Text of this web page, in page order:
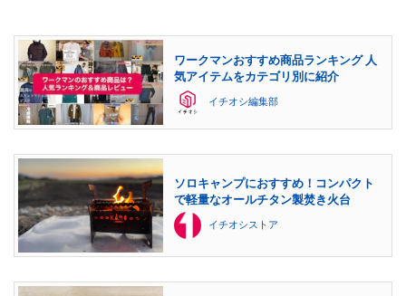
ワークマンおすすめ商品ランキング 人
気アイテムをカテゴリ別に紹介
イチオシ編集部
ソロキャンプにおすすめ！コンパクト
で軽量なオールチタン製焚き火台
イチオシストア